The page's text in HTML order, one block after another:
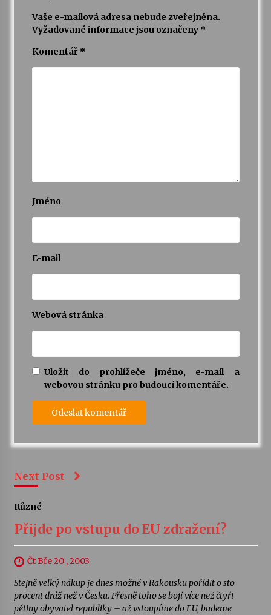
14. 7. 2026
Vaše e-mailová adresa nebude zveřejněna.
Vyžadované informace jsou označeny *
Komentář *
Jméno
E-mail
Webová stránka
Uložit do prohlížeče jméno, e-mail a
webovou stránku pro budoucí komentáře.
Next Post
Různé
Přijde po vstupu do EU zdražení?
Čt Bře 20 , 2003
Stejně velký nákup je dnes možné v Rakousku pořídit o sto
procent dráž než v Česku. Přesně toho se bojí více než čtyři
pětiny obyvatel republiky – až vstoupíme do EU, budeme